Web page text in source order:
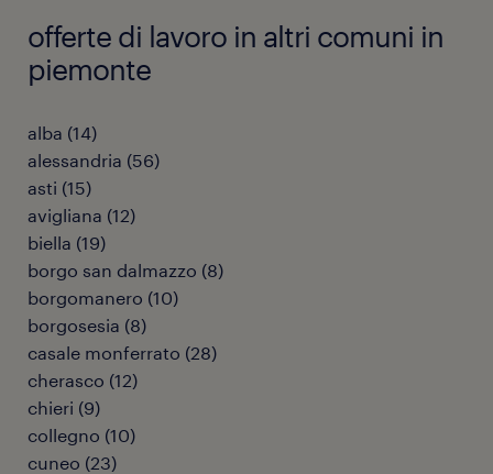
offerte di lavoro in altri comuni in
piemonte
alba (14)
alessandria (56)
asti (15)
avigliana (12)
biella (19)
borgo san dalmazzo (8)
borgomanero (10)
borgosesia (8)
casale monferrato (28)
cherasco (12)
chieri (9)
collegno (10)
cuneo (23)